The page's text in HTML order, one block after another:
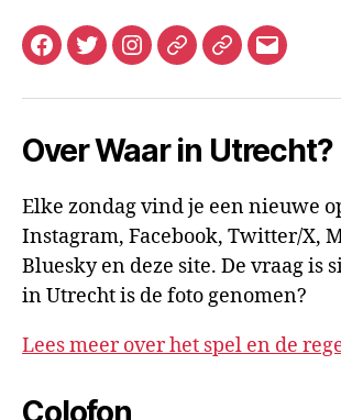
Facebook
TwitterInstagramMastodon
Bluesky
E-
Over Waar in Utrecht?
Elke zondag vind je een nieuwe
Instagram, Facebook, Twitter/X,
Bluesky en deze site. De vraag is
in Utrecht is de foto genomen?
Lees meer over het spel en de
Colofon